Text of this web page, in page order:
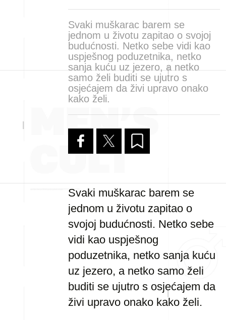
Svaki muškarac barem se
jednom u životu zapitao o svojoj
budućnosti. Netko sebe vidi kao
uspješnog poduzetnika, netko
sanja kuću uz jezero, a netko
samo želi buditi se ujutro s
osjećajem da živi upravo onako
kako želi.
Svaki muškarac barem se
jednom u životu zapitao o
svojoj budućnosti. Netko sebe
vidi kao uspješnog
poduzetnika, netko sanja kuću
uz jezero, a netko samo želi
buditi se ujutro s osjećajem da
živi upravo onako kako želi.